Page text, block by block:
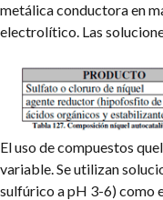
metálica conductora en
electrolítico. Las
El uso de compuestos
variable. Se utilizan
sulfúrico a pH 3-6) como